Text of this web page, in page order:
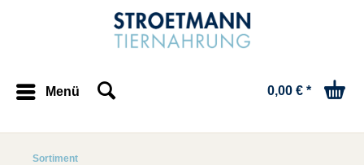
Menü 0,00 € *
Sortiment